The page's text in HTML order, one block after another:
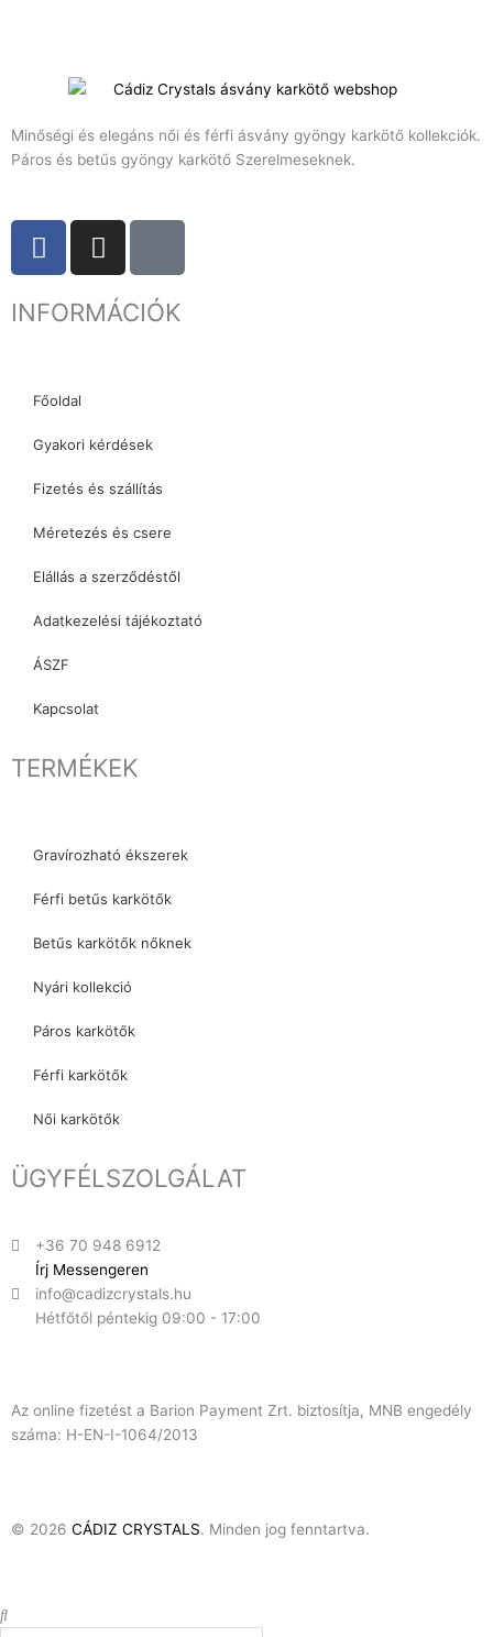
Minőségi és elegáns női és férfi ásvány gyöngy karkötő kollekciók.
Páros és betűs gyöngy karkötő Szerelmeseknek.
F
a
e
o
I
n
t
m
t
INFORMÁCIÓK
Főoldal
Gyakori kérdések
Fizetés és szállítás
Méretezés és csere
Elállás a szerződéstől
Adatkezelési tájékoztató
ÁSZF
Kapcsolat
TERMÉKEK
Gravírozható ékszerek
Férfi betűs karkötők
Betűs karkötők nőknek
Nyári kollekció
Páros karkötők
Férfi karkötők
Női karkötők
ÜGYFÉLSZOLGÁLAT
+36 70 948 6912
Írj Messengeren
info@cadizcrystals.hu
Hétfőtől péntekig 09:00 - 17:00
Az online fizetést a Barion Payment Zrt. biztosítja, MNB engedély
száma: H-EN-I-1064/2013
© 2026 CÁDIZ CRYSTALS. Minden jog fenntartva.
Keresés